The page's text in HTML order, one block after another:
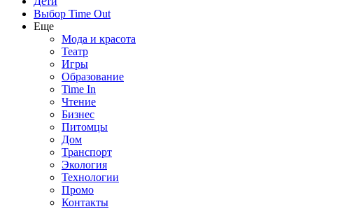
Выбор Time Out
Еще
Мода и красота
Театр
Игры
Образование
Time In
Чтение
Бизнес
Питомцы
Дом
Транспорт
Экология
Технологии
Промо
Контакты